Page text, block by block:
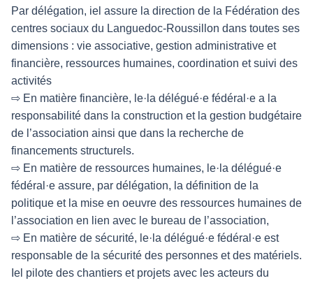
Par délégation, iel assure la direction de la Fédération des
centres sociaux du Languedoc-Roussillon dans toutes ses
dimensions : vie associative, gestion administrative et
financière, ressources humaines, coordination et suivi des
activités
⇨ En matière financière, le·la délégué·e fédéral·e a la
responsabilité dans la construction et la gestion budgétaire
de l’association ainsi que dans la recherche de
financements structurels.
⇨ En matière de ressources humaines, le·la délégué·e
fédéral·e assure, par délégation, la définition de la
politique et la mise en oeuvre des ressources humaines de
l’association en lien avec le bureau de l’association,
⇨ En matière de sécurité, le·la délégué·e fédéral·e est
responsable de la sécurité des personnes et des matériels.
Iel pilote des chantiers et projets avec les acteurs du